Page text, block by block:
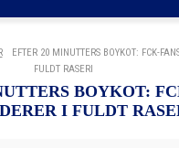
EFTER 20 MINUTTERS BOYKOT: FCK-
FULDT RASERI
BOYKOT:
I FULDT